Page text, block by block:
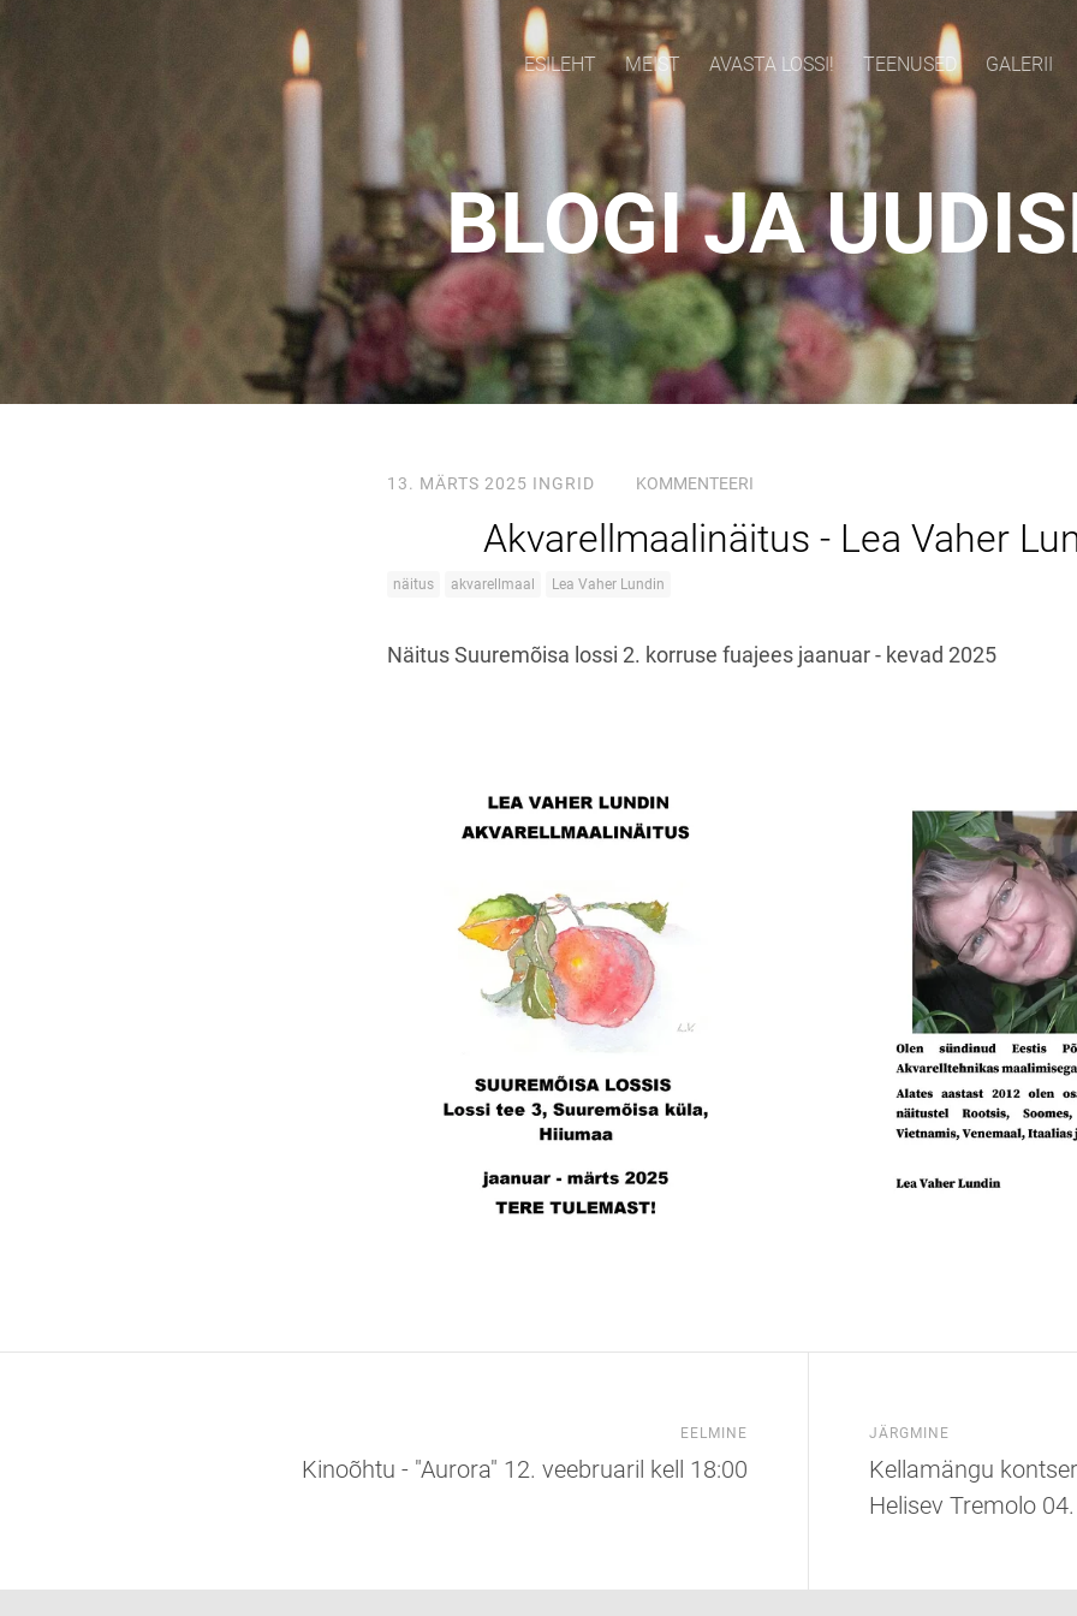
ESILEHT MEIST AVASTA LOSSI! TEENUSED GALERII
BLOGI JA
13. MÄRTS 2025 INGRID KOMMENTEERI
Akvarellmaalinäitus - Lea Vaher
näitus akvarellmaal Lea Vaher Lundin
Näitus Suuremõisa lossi 2. korruse fuajees jaanuar - kevad 2025
EELMINE
Kinoõhtu - "Aurora" 12. veebruaril kell 18:00
JÄRGMINE
Kellamängu
Helisev Tremolo